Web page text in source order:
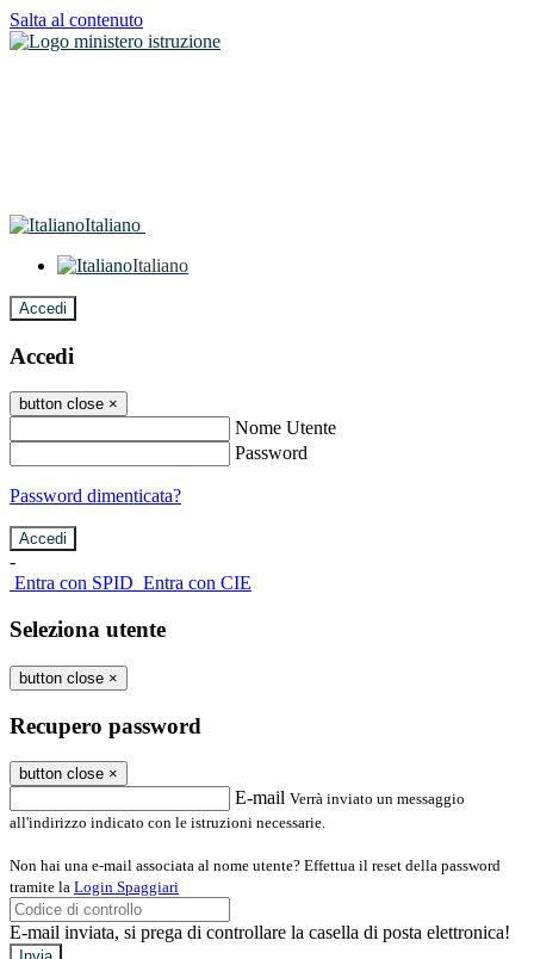
Salta al contenuto
Italiano
Italiano
Accedi
Accedi
button close ×
Nome Utente
Password
Password dimenticata?
-
Entra con SPID Entra con CIE
Seleziona utente
button close ×
Recupero password
button close ×
E-mail Verrà inviato un messaggio
all'indirizzo indicato con le istruzioni necessarie.
Non hai una e-mail associata al nome utente? Effettua il reset della password
tramite la Login Spaggiari
E-mail inviata, si prega di controllare la casella di posta elettronica!